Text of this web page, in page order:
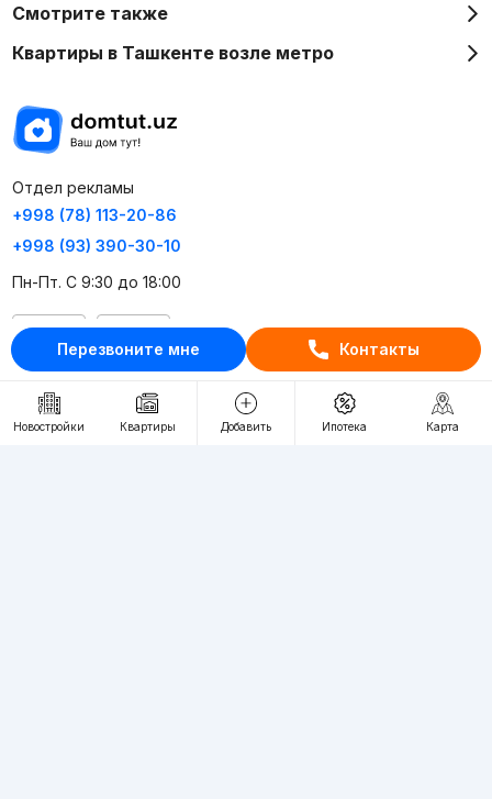
Перезвоните мне Контакты
Новостройки Квартиры Добавить Ипотека Карта
Смотрите также
Квартиры в Ташкенте возле метро
Отдел рекламы
+998 (78) 113-20-86
+998 (93) 390-30-10
Пн-Пт. С 9:30 до 18:00
RU
Контакты
О проекте